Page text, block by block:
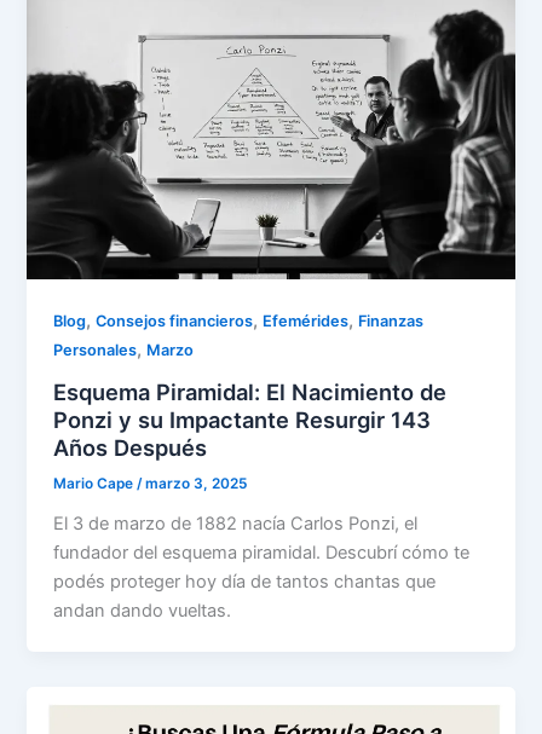
Blog,Consejos financieros, Efemérides, Finanzas
Personales, Marzo
Esquema Piramidal: El Nacimiento de
Ponzi y su Impactante Resurgir 143
Años Después
Mario Cape/marzo 3, 2025
El 3 de marzo de 1882 nacía Carlos Ponzi, el
fundador del esquema piramidal. Descubrí cómo te
podés proteger hoy día de tantos chantas que
andan dando vueltas.